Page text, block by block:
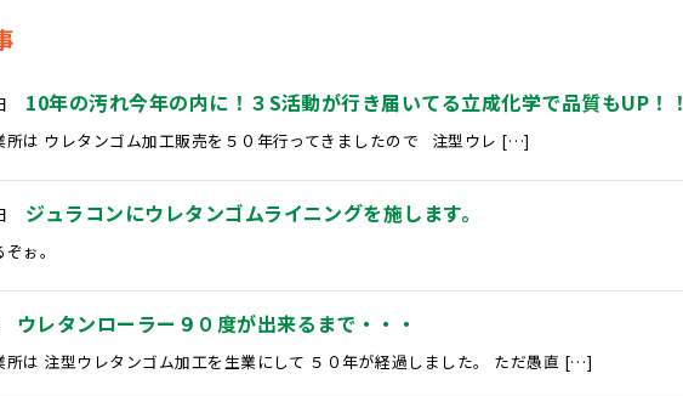
10年の汚れ今年の内に！３S活動が行き届いてる立成化学で品質もUP！！
所は ウレタンゴム加工販売を５０年行ってきましたので 注型ウレ […]
ジュラコンにウレタンゴムライニングを施します。
ぉ。
ウレタンローラー９０度が出来るまで・・・
所は 注型ウレタンゴム加工を生業にして ５０年が経過しました。 ただ愚直 […]